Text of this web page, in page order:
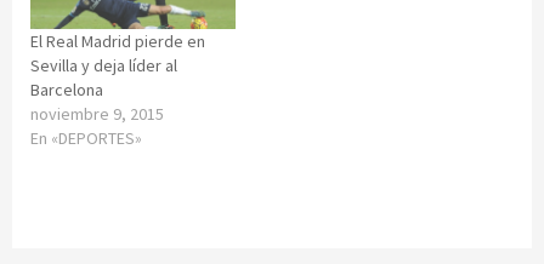
El Real Madrid pierde en
Sevilla y deja líder al
Barcelona
noviembre 9, 2015
En «DEPORTES»